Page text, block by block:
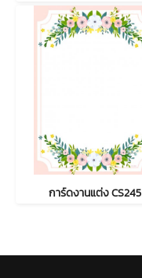
การ์ดงานแต่ง CS245